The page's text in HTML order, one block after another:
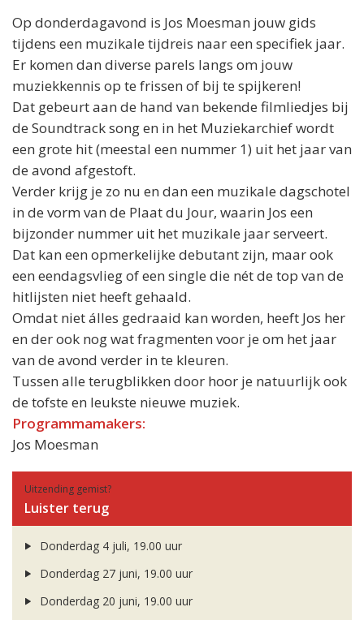
Op donderdagavond is Jos Moesman jouw gids
tijdens een muzikale tijdreis naar een specifiek jaar.
Er komen dan diverse parels langs om jouw
muziekkennis op te frissen of bij te spijkeren!
Dat gebeurt aan de hand van bekende filmliedjes bij
de Soundtrack song en in het Muziekarchief wordt
een grote hit (meestal een nummer 1) uit het jaar van
de avond afgestoft.
Verder krijg je zo nu en dan een muzikale dagschotel
in de vorm van de Plaat du Jour, waarin Jos een
bijzonder nummer uit het muzikale jaar serveert.
Dat kan een opmerkelijke debutant zijn, maar ook
een eendagsvlieg of een single die nét de top van de
hitlijsten niet heeft gehaald.
Omdat niet álles gedraaid kan worden, heeft Jos her
en der ook nog wat fragmenten voor je om het jaar
van de avond verder in te kleuren.
Tussen alle terugblikken door hoor je natuurlijk ook
de tofste en leukste nieuwe muziek.
Programmamakers:
Jos Moesman
Uitzending gemist?
Luister terug
Donderdag 4 juli, 19.00 uur
Donderdag 27 juni, 19.00 uur
Donderdag 20 juni, 19.00 uur